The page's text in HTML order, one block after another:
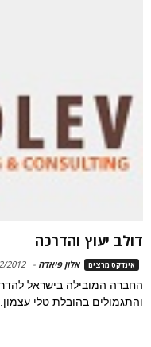
דולב יעוץ והדרכה
אינדקס מרצים אלון פיאדה -
2012
החברה המובילה בישראל
והתגמולים בהובלת טלי עצמון.